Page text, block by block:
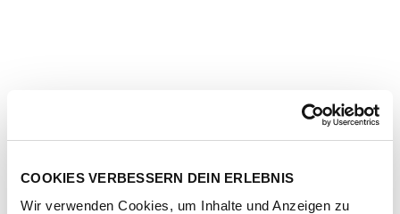
COOKIES VERBESSERN DEIN ERLEBNIS
Wir verwenden Cookies, um Inhalte und Anzeigen zu